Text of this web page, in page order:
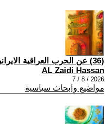
(36) عن الحرب العراقية الايرانية بين١٩٨٠و ١٩٨٨
AL Zaidi Hassan
2026 / 8 / 7
مواضيع وابحاث سياسية